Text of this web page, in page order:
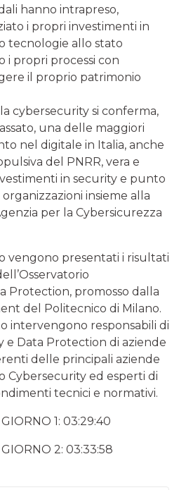
hanno intrapreso,
i propri investimenti in
tecnologie allo stato
i propri processi con
il proprio patrimonio
cybersecurity si conferma,
una delle maggiori
nel digitale in Italia, anche
del PNRR, vera e
in security e punto
insieme alla
per la Cybersicurezza
vengono presentati i risultati
Protection, promosso dalla
del Politecnico di Milano.
intervengono responsabili di
e Data Protection di aziende
delle principali aziende
Cybersecurity ed esperti di
tecnici e normativi.
1: 03:29:40
2: 03:33:58